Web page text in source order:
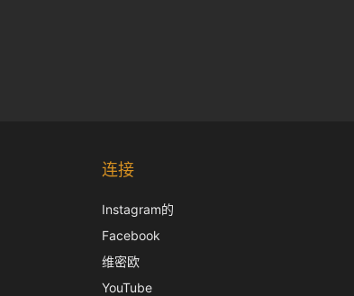
连接
Instagram的
Facebook
维密欧
YouTube
French